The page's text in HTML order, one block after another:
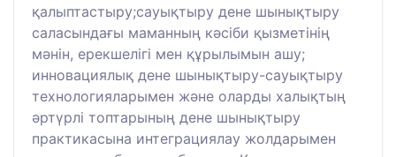
қалыптастыру;сауықтыру дене шынықтыру
саласындағы маманның кәсіби қызметінің
мәнін, ерекшелігі мен құрылымын ашу;
инновациялық дене шынықтыру-сауықтыру
технологияларымен және оларды халықтың
әртүрлі топтарының дене шынықтыру
практикасына интеграциялау жолдарымен